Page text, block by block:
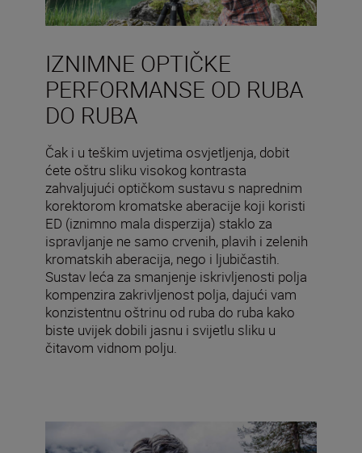
IZNIMNE OPTIČKE
PERFORMANSE OD RUBA
DO RUBA
Čak i u teškim uvjetima osvjetljenja, dobit
ćete oštru sliku visokog kontrasta
zahvaljujući optičkom sustavu s naprednim
korektorom kromatske aberacije koji koristi
ED (iznimno mala disperzija) staklo za
ispravljanje ne samo crvenih, plavih i zelenih
kromatskih aberacija, nego i ljubičastih.
Sustav leća za smanjenje iskrivljenosti polja
kompenzira zakrivljenost polja, dajući vam
konzistentnu oštrinu od ruba do ruba kako
biste uvijek dobili jasnu i svijetlu sliku u
čitavom vidnom polju.